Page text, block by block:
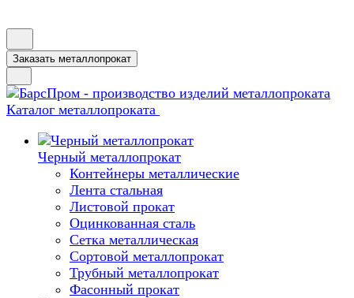
Заказать металлопрокат
Каталог металлопроката
Черный металлопрокат
Контейнеры металлические
Лента стальная
Листовой прокат
Оцинкованная сталь
Сетка металлическая
Сортовой металлопрокат
Трубный металлопрокат
Фасонный прокат